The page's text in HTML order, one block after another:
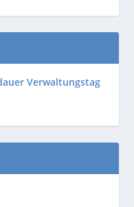
Verwaltungstag